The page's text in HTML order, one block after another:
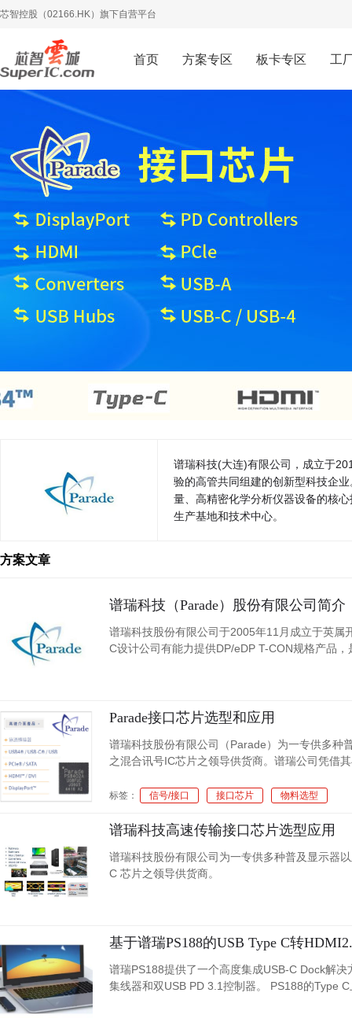
芯智控股（02166.HK）旗下自营平台
首页 方案专区 板卡专区 工
谱瑞科技(大连)有限公司，成立于
验的高管共同组建的创新型科技企
量、高精密化学分析仪器设备的核
生产基地和技术中心。
方案文章
谱瑞科技（Parade）股份有限公司简介
谱瑞科技股份有限公司于2005年11月成立于英属
C设计公司有能力提供DP/eDP T-CON规格产品
Parade接口芯片选型和应用
谱瑞科技股份有限公司（Parade）为一专供多种
之混合讯号IC芯片之领导供货商。谱瑞公司凭借
念下，几乎所有世界领导的个人计算机制造商与
标签： 信号/接口 接口芯片 物料选型
谱瑞科技高速传输接口芯片选型应用
谱瑞科技股份有限公司为一专供多种普及显示器
C 芯片之领导供货商。
基于谱瑞PS188的USB Type C转
谱瑞PS188提供了一个高度集成USB-C Dock解
集线器和双USB PD 3.1控制器。 PS188的Type C上行口支持DisplayPort Alternate Mode功能，固定工作在2 Lane DP, 1 Lane USB3.2。